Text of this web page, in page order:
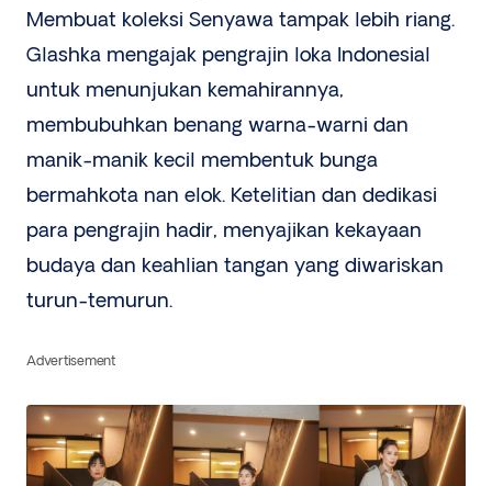
Membuat koleksi Senyawa tampak lebih riang.
Glashka mengajak pengrajin loka Indonesial
untuk menunjukan kemahirannya,
membubuhkan benang warna-warni dan
manik-manik kecil membentuk bunga
bermahkota nan elok. Ketelitian dan dedikasi
para pengrajin hadir, menyajikan kekayaan
budaya dan keahlian tangan yang diwariskan
turun-temurun.
Advertisement